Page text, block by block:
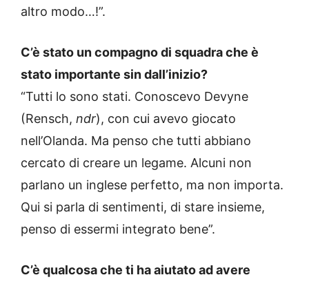
altro modo…!”.
C’è stato un compagno di squadra che è
stato importante sin dall’inizio?
“Tutti lo sono stati. Conoscevo Devyne
(Rensch, ndr), con cui avevo giocato
nell’Olanda. Ma penso che tutti abbiano
cercato di creare un legame. Alcuni non
parlano un inglese perfetto, ma non importa.
Qui si parla di sentimenti, di stare insieme,
penso di essermi integrato bene”.
C’è qualcosa che ti ha aiutato ad avere